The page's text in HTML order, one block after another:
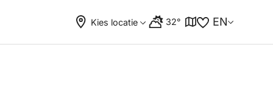
Kies locatie 32° EN